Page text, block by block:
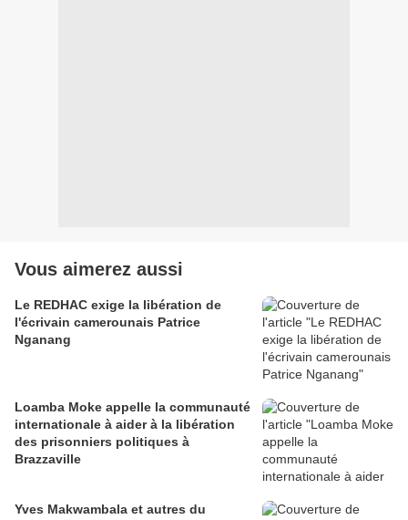
Vous aimerez aussi
Le REDHAC exige la libération de
l'écrivain camerounais Patrice
Nganang
Loamba Moke appelle la communauté
internationale à aider à la libération
des prisonniers politiques à
Brazzaville
Yves Makwambala et autres du